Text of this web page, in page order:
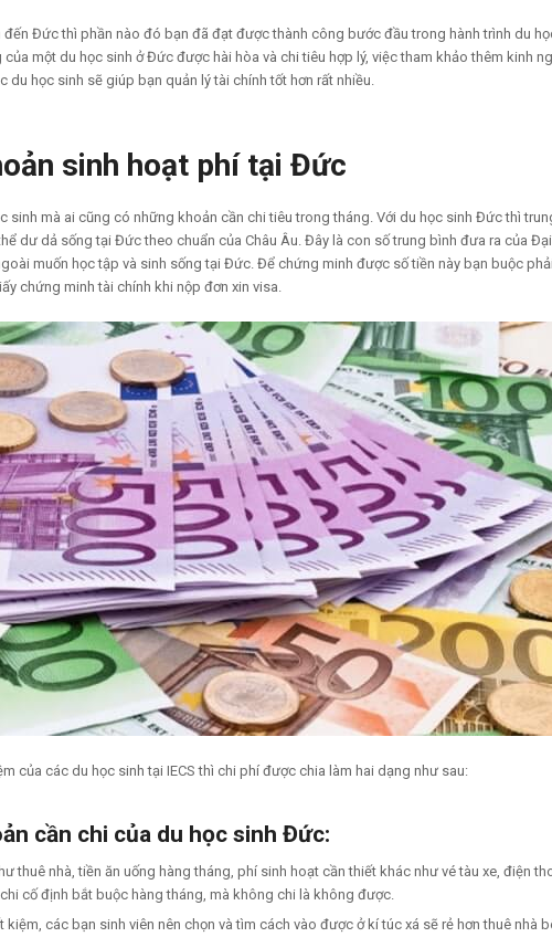
đến Đức thì phần nào đó bạn đã đạt được thành công bước đầu trong hành trình du
của một du học sinh ở Đức được hài hòa và chi tiêu hợp lý, việc tham khảo thêm kinh
du học sinh sẽ giúp bạn quản lý tài chính tốt hơn rất nhiều.
sinh hoạt phí tại Đức
sinh mà ai cũng có những khoản cần chi tiêu trong tháng. Với du học sinh Đức thì
dư dả sống tại Đức theo chuẩn của Châu Âu. Đây là con số trung bình đưa ra của
muốn học tập và sinh sống tại Đức. Để chứng minh được số tiền này bạn buộc
chứng minh tài chính khi nộp đơn xin visa.
của các du học sinh tại IECS thì chi phí được chia làm hai dạng như sau:
cần chi của du học sinh Đức:
thuê nhà, tiền ăn uống hàng tháng, phí sinh hoạt cần thiết khác như vé tàu xe, điện
cố định bắt buộc hàng tháng, mà không chi là không được.
kiệm, các bạn sinh viên nên chọn và tìm cách vào được ở kí túc xá sẽ rẻ hơn thuê nhà